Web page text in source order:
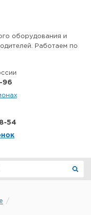
оборудования и
Работаем по
96
54